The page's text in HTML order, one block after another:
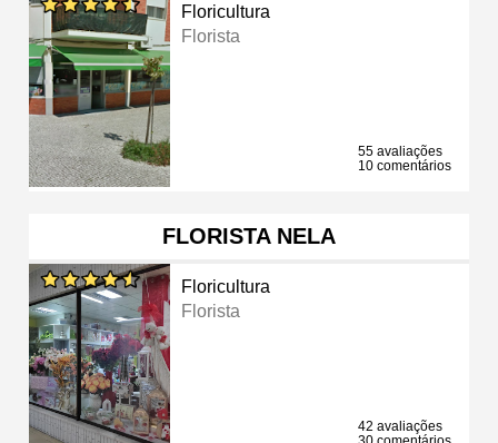
Floricultura
Florista
55 avaliações
10 comentários
FLORISTA NELA
Floricultura
Florista
42 avaliações